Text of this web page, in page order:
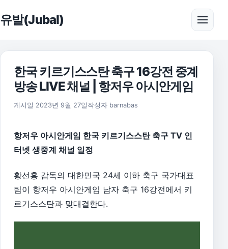
유발(Jubal) 메뉴
한국 키르기스스탄 축구 16강전 중계
방송 LIVE 채널 | 항저우 아시안게임
게시일 2023년 9월 27일 2026년 8월 1일
작성자 barnabas
항저우 아시안게임 한국 키르기스스탄 축구 TV 인
터넷 생중계 채널 일정
황선홍 감독의 대한민국 24세 이하 축구 국가대표
팀이 항저우 아시안게임 남자 축구 16강전에서 키
르기스스탄과 맞대결한다.